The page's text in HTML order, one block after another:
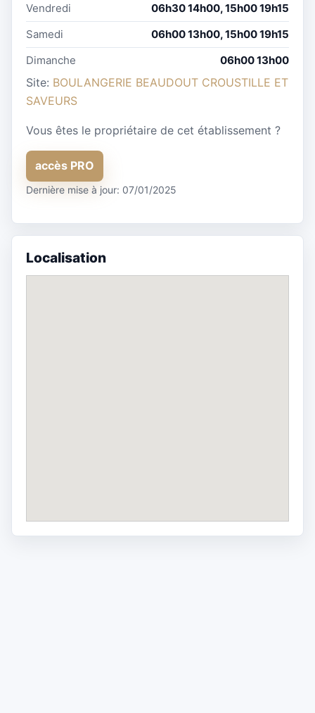
Vendredi
06h30 14h00, 15h00 19h15
Samedi
06h00 13h00, 15h00 19h15
Dimanche
06h00 13h00
Site: BOULANGERIE BEAUDOUT CROUSTILLE ET
SAVEURS
Vous êtes le propriétaire de cet établissement ?
accès PRO
Dernière mise à jour: 07/01/2025
Localisation